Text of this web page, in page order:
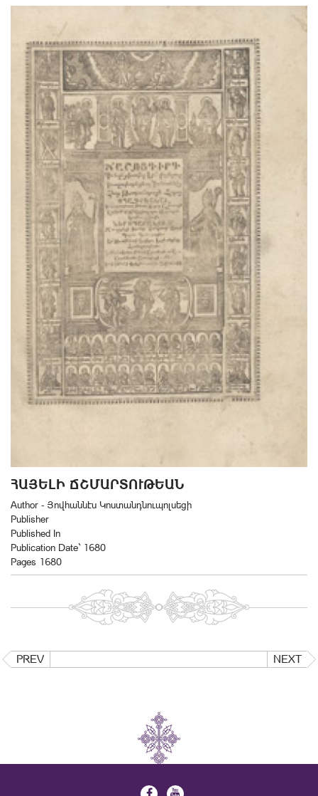
ՀԱՅԵԼԻ ՃՇՄԱՐՏՈՒԹԵԱՆ
Author - Յովհաննէս Կոստանդնուպոլսեցի
Publisher
Published In
Publication Date` 1680
Pages 1680
PREV NEXT